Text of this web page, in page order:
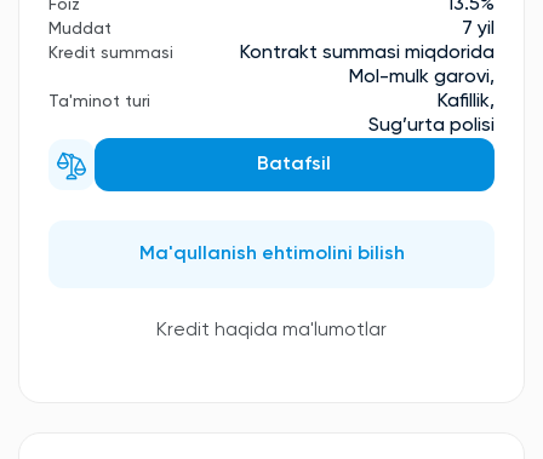
Foiz 13.5%
Muddat 7 yil
Kredit summasi Kontrakt summasi miqdorida
Ta'minot turi
Mol-mulk garovi,
Kafillik,
Sug’urta polisi
Batafsil
Ma'qullanish ehtimolini bilish
Kredit haqida ma'lumotlar